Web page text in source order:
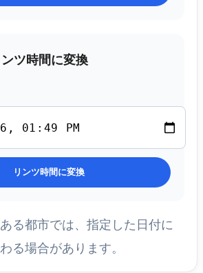
ツ時間に変換
リンツ時間に変換
る都市では、指定した日付に
る場合があります。